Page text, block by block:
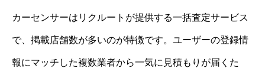
カーセンサーはリクルートが提供する一括査定サービス
で、掲載店舗数が多いのが特徴です。ユーザーの登録情
報にマッチした複数業者から一気に見積もりが届くた